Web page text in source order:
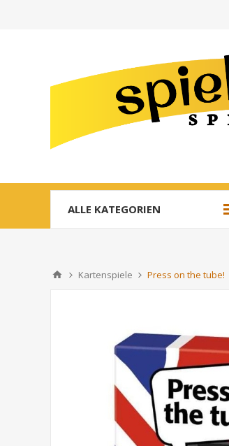
ALLE KATEGORIEN
Kartenspiele Press on the tube!